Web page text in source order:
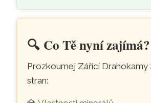
🔍️ Co Tě nyní zajímá?
Prozkoumej Zářící Drahokamy
stran: